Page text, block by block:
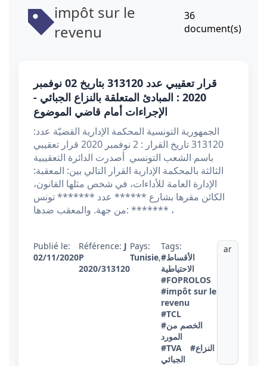
impôt sur le
revenu
36
document(s)
قرار تعقيبي عدد 313120 بتاريخ 02 نوفمبر
2020 : المبادئ المتعلقة بالنزاع الجبائي -
الإجراءات أمام قاضي الموضوع
الجمهورية التونسية المحكمة الإدارية القضيّة عدد:
313120 تاريخ القرار : 2 نوفمبر 2020 قرار تعقيبي
باسم الشعب التونسي أصدرت الدائرة التعقيبية
الثالثة بالمحكمة الإدارية القرار التالي بين: المعقبة:
الإدارة العامة للأداءات، في شخص مثلها القانون،
الكائن مقرها بشارع ****** عدد ******* تونس
من جهة. والمعقب ضدها: ******* ،
Publié le:
02/11/2020
Référence: J
P
2020/313120
Pays:
Tunisie,
Tags:
#الأقساط
الاحتياطية
#FOPROLOS
#impôt sur le
revenu
#TCL
#الخصم من
المورد
#TVA
#النزاع
الجبائي
ar